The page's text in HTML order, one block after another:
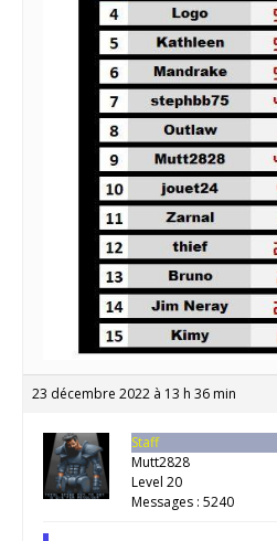
23 décembre 2022 à 13 h 36 min
Staff
Mutt2828
Level 20
Messages : 5240